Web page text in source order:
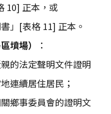
10] 正本，或
」[表格 11] 正本。
墳場）
：
的法定聲明文件證明
連續居住居民；
鄉事委員會的證明文